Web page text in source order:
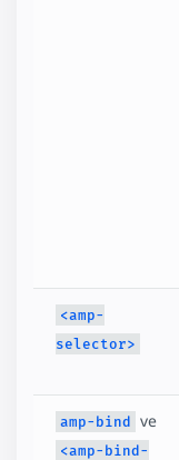
<amp-
selector>
amp-bind ve
<amp-bind-